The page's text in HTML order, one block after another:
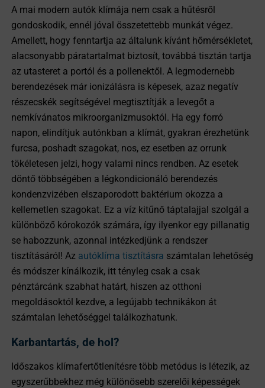
A mai modern autók klímája nem csak a hűtésről
gondoskodik, ennél jóval összetettebb munkát végez.
Amellett, hogy fenntartja az általunk kívánt hőmérsékletet,
alacsonyabb páratartalmat biztosít, továbbá tisztán tartja
az utasteret a portól és a pollenektől. A legmodernebb
berendezések már ionizálásra is képesek, azaz negatív
részecskék segítségével megtisztítják a levegőt a
nemkívánatos mikroorganizmusoktól. Ha egy forró
napon, elindítjuk autónkban a klímát, gyakran érezhetünk
furcsa, poshadt szagokat, nos, ez esetben az orrunk
tökéletesen jelzi, hogy valami nincs rendben. Az esetek
döntő többségében a légkondicionáló berendezés
kondenzvizében elszaporodott baktérium okozza a
kellemetlen szagokat. Ez a víz kitűnő táptalajjal szolgál a
különböző kórokozók számára, így ilyenkor egy pillanatig
se habozzunk, azonnal intézkedjünk a rendszer
tisztításáról! Az autóklíma tisztításra számtalan lehetőség
és módszer kínálkozik, itt tényleg csak a csak
pénztárcánk szabhat határt, hiszen az otthoni
megoldásoktól kezdve, a legújabb technikákon át
számtalan lehetőséggel találkozhatunk.
Karbantartás, de hol?
Időszakos klímafertőtlenítésre több metódus is létezik, az
egyszerűbbekhez még különösebb szerelői képességek